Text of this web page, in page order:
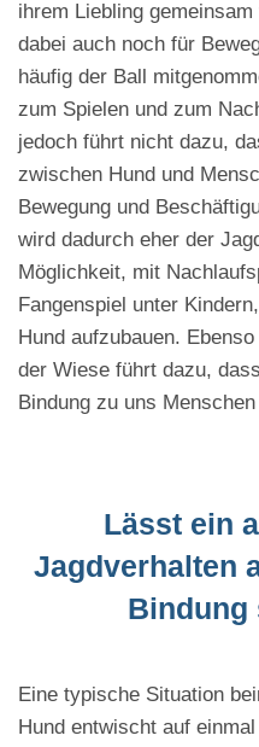
ihrem Liebling
dabei auch noch für
häufig der Ball
zum Spielen und zum
jedoch führt nicht dazu,
zwischen Hund und
Bewegung und
wird dadurch eher der
Möglichkeit, mit
Fangenspiel unter
Hund aufzubauen.
der Wiese führt dazu,
Bindung zu uns
Lässt ein
Jagdverhalten
Bindung
Eine typische Situation
Hund entwischt auf